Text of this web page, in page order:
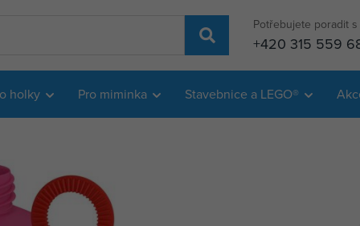
Potřebujete poradit
+420 315 559
holky Pro miminka Stavebnice a LEGO®